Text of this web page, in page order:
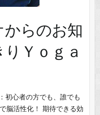
らのお知
Ｙｏｇａ
初心者の方でも、誰でも
脳活性化！ 期待できる効